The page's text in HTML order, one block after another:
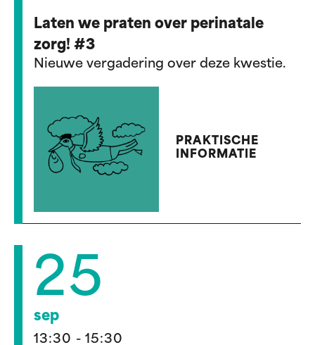
Laten we praten over perinatale
zorg! #3
Nieuwe vergadering over deze kwestie.
PRAKTISCHE
INFORMATIE
25
sep
13:30 - 15:30